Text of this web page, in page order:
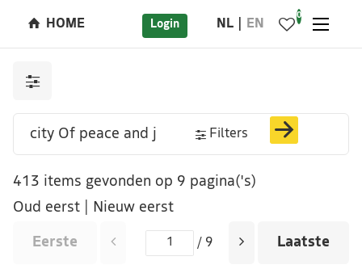
HOME Login NL EN
0
Filters
413 items gevonden op 9 pagina('s)
Oud eerst
Nieuw eerst
Eerste / 9 Laatste